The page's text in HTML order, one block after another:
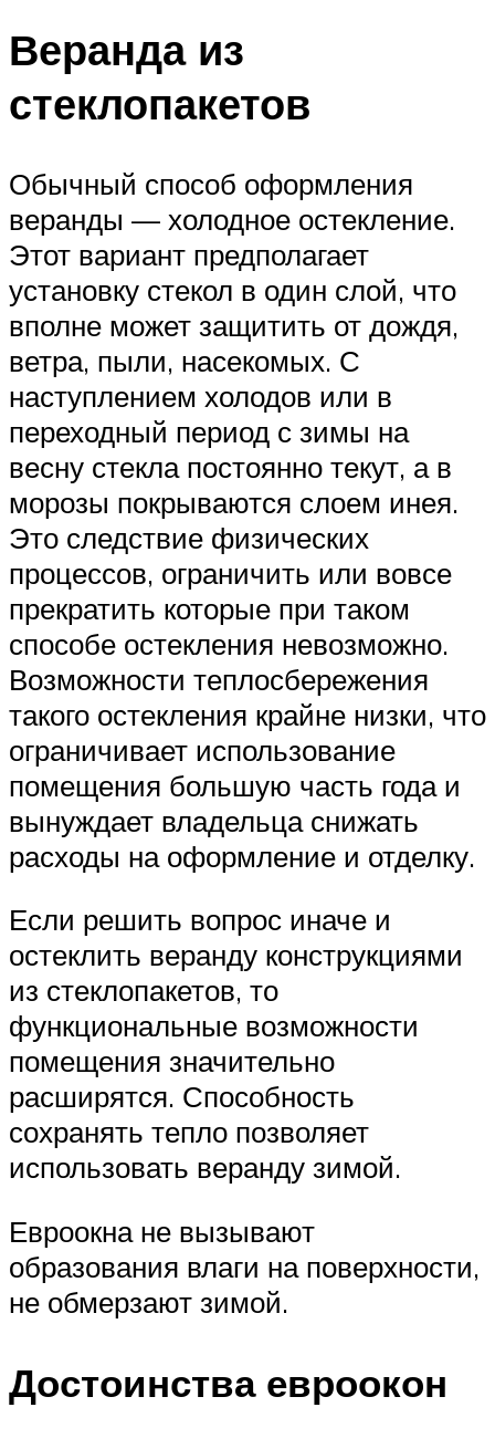
Веранда из
стеклопакетов
Обычный способ оформления
веранды — холодное остекление.
Этот вариант предполагает
установку стекол в один слой, что
вполне может защитить от дождя,
ветра, пыли, насекомых. С
наступлением холодов или в
переходный период с зимы на
весну стекла постоянно текут, а в
морозы покрываются слоем инея.
Это следствие физических
процессов, ограничить или вовсе
прекратить которые при таком
способе остекления невозможно.
Возможности теплосбережения
такого остекления крайне низки, что
ограничивает использование
помещения большую часть года и
вынуждает владельца снижать
расходы на оформление и отделку.
Если решить вопрос иначе и
остеклить веранду конструкциями
из стеклопакетов, то
функциональные возможности
помещения значительно
расширятся. Способность
сохранять тепло позволяет
использовать веранду зимой.
Евроокна не вызывают
образования влаги на поверхности,
не обмерзают зимой.
Достоинства евроокон